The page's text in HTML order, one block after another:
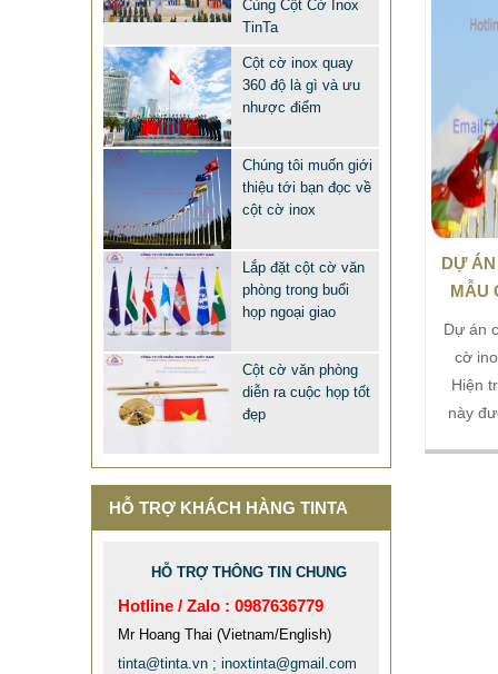
inox
cung
lượng
kế
DỰ
MẪU
Dự án
cờ
Hiện
này
XE ĐẨY HÀNH LÝ SÂN BAY TẠI
TPHCM THƯƠNG HIỆU TINTA
9.577.900 VNĐ9.757.900 VNĐ
Mẫu: MAU XE DAY INOX 304 GIA RE
MẪU CỘT CỜ INOX ĐẸP GIÁ RẺ
2.896.700 VNĐ2.986.700 VNĐ
Mẫu: MAU COT CO INOX 304
Cùng Cột Cờ Inox
TinTa
Cột cờ inox quay
360 độ là gì và ưu
nhược điểm
Chúng tôi muốn giới
thiệu tới bạn đọc về
cột cờ inox
Lắp đặt cột cờ văn
phòng trong buổi
họp ngoại giao
Cột cờ văn phòng
diễn ra cuộc họp tốt
đẹp
HỖ TRỢ KHÁCH HÀNG TINTA
HỖ TRỢ THÔNG TIN CHUNG
Hotline / Zalo : 0987636779
Mr Hoang Thai (Vietnam/English)
tinta@tinta.vn ; inoxtinta@gmail.com